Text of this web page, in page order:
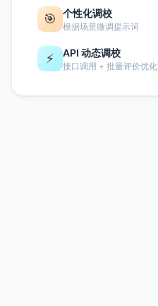
🎯 个性化调校
根据场景微调提示词
⚡ API 动态调校
接口调用 + 批量评价优化